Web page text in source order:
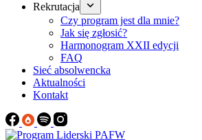
Rekrutacja
Czy program jest dla mnie?
Jak się zgłosić?
Harmonogram XXII edycji
FAQ
Sieć absolwencka
Aktualności
Kontakt